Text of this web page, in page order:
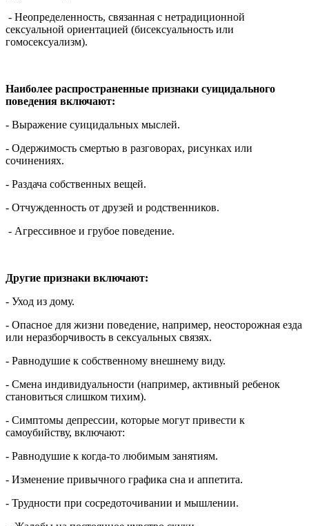
- Неопределенность, связанная с нетрадиционной
сексуальной ориентацией (бисексуальность или
гомосексуализм).
Наиболее распространенные признаки суицидального
поведения включают:
- Выражение суицидальных мыслей.
- Одержимость смертью в разговорах, рисунках или
сочинениях.
- Раздача собственных вещей.
- Отчужденность от друзей и родственников.
- Агрессивное и грубое поведение.
Другие признаки включают:
- Уход из дому.
- Опасное для жизни поведение, например, неосторожная езда
или неразборчивость в сексуальных связях.
- Равнодушие к собственному внешнему виду.
- Смена индивидуальности (например, активный ребенок
становиться слишком тихим).
- Симптомы депрессии, которые могут привести к
самоубийству, включают:
- Равнодушие к когда-то любимым занятиям.
- Изменение привычного графика сна и аппетита.
- Трудности при сосредоточивании и мышлении.